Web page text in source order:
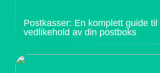
Postkasser: En komplett guide til
vedlikehold av din postboks